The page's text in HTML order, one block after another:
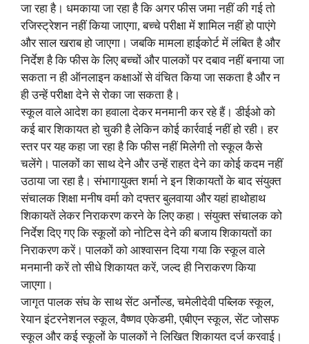
जा रहा है। धमकाया जा रहा है कि अगर फीस जमा नहीं की गई तो
रजिस्ट्रेशन नहीं किया जाएगा, बच्चे परीक्षा में शामिल नहीं हो पाएंगे
और साल खराब हो जाएगा। जबकि मामला हाईकोर्ट में लंबित है और
निर्देश है कि फीस के लिए बच्चों और पालकों पर दबाव नहीं बनाया जा
सकता न ही ऑनलाइन कक्षाओं से वंचित किया जा सकता है और न
ही उन्हें परीक्षा देने से रोका जा सकता है।
स्कूल वाले आदेश का हवाला देकर मनमानी कर रहे हैं। डीईओ को
कई बार शिकायत हो चुकी है लेकिन कोई कार्रवाई नहीं हो रही। हर
स्तर पर यह कहा जा रहा है कि फीस नहीं मिलेगी तो स्कूल कैसे
चलेंगे। पालकों का साथ देने और उन्हें राहत देने का कोई कदम नहीं
उठाया जा रहा है। संभागायुक्त शर्मा ने इन शिकायतों के बाद संयुक्त
संचालक शिक्षा मनीष वर्मा को दफ्तर बुलवाया और यहां हाथोहाथ
शिकायतें लेकर निराकरण करने के लिए कहा। संयुक्त संचालक को
निर्देश दिए गए कि स्कूलों को नोटिस देने की बजाय शिकायतों का
निराकरण करें। पालकों को आश्वासन दिया गया कि स्कूल वाले
मनमानी करें तो सीधे शिकायत करें, जल्द ही निराकरण किया
जाएगा।
जागृत पालक संघ के साथ सेंट अर्नोल्ड, चमेलीदेवी पब्लिक स्कूल,
रेयान इंटरनेशनल स्कूल, वैष्णव एकेडमी, एबीएन स्कूल, सेंट जोसफ
स्कूल और कई स्कूलों के पालकों ने लिखित शिकायत दर्ज करवाई।